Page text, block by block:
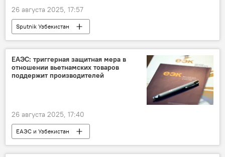
26 августа 2025, 17:57
Sputnik Узбекистан
ЕАЭС: триггерная защитная мера в
отношении вьетнамских товаров
поддержит производителей
26 августа 2025, 17:40
ЕАЭС и Узбекистан
Узбекистан и ЕАЭС: перспективы возможной интеграции